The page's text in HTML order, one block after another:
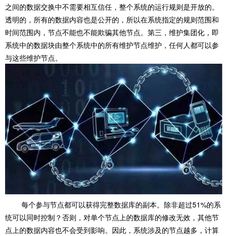
之间的数据交换中不需要相互信任，整个系统的运行规则是开放的。
透明的，所有的数据内容也是公开的，所以在系统指定的规则范围和
时间范围内，节点不能也不能欺骗其他节点。第三，维护集团化，即
系统中的数据块由整个系统中的所有维护节点维护，任何人都可以参
与这些维护节点。
每个参与节点都可以获得完整数据库的副本。除非超过51%的系
统可以同时控制？否则，对单个节点上的数据库的修改无效，其他节
点上的数据内容也不会受到影响。因此，系统涉及的节点越多，计算